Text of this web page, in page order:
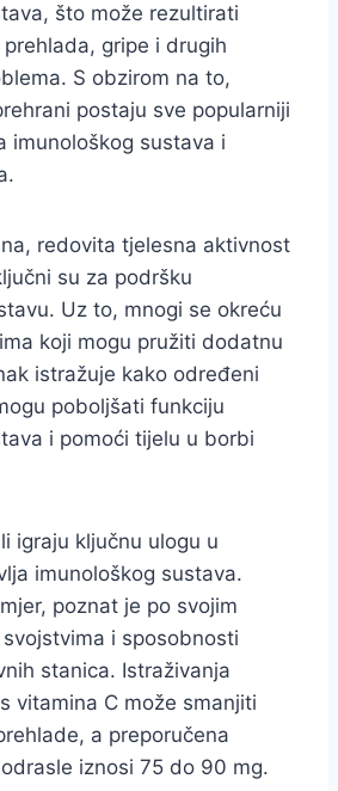
što može rezultirati
gripe i drugih
S obzirom na to,
postaju sve popularniji
imunološkog sustava i
redovita tjelesna aktivnost
su za podršku
Uz to, mnogi se okreću
koji mogu pružiti dodatnu
istražuje kako određeni
poboljšati funkciju
i pomoći tijelu u borbi
igraju ključnu ulogu u
imunološkog sustava.
poznat je po svojim
i sposobnosti
stanica. Istraživanja
vitamina C može smanjiti
a preporučena
iznosi 75 do 90 mg.